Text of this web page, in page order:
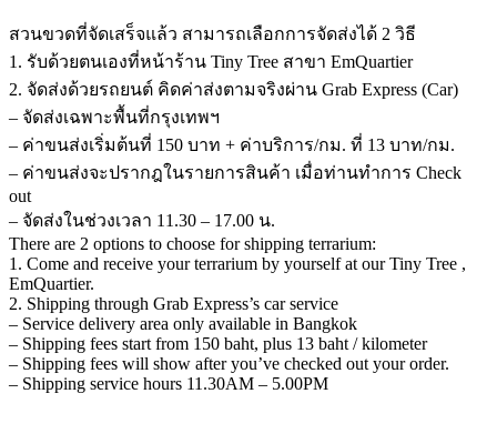
สวนขวดที่จัดเสร็จแล้ว สามารถเลือกการจัดส่งได้ 2 วิธี
1. รับด้วยตนเองที่หน้าร้าน Tiny Tree สาขา EmQuartier
2. จัดส่งด้วยรถยนต์ คิดค่าส่งตามจริงผ่าน Grab Express (Car)
– จัดส่งเฉพาะพื้นที่กรุงเทพฯ
– ค่าขนส่งเริ่มต้นที่ 150 บาท + ค่าบริการ/กม. ที่ 13 บาท/กม.
– ค่าขนส่งจะปรากฎในรายการสินค้า เมื่อท่านทำการ Check
out
– จัดส่งในช่วงเวลา 11.30 – 17.00 น.
There are 2 options to choose for shipping terrarium:
1. Come and receive your terrarium by yourself at our Tiny Tree ,
EmQuartier.
2. Shipping through Grab Express’s car service
– Service delivery area only available in Bangkok
– Shipping fees start from 150 baht, plus 13 baht / kilometer
– Shipping fees will show after you’ve checked out your order.
– Shipping service hours 11.30AM – 5.00PM